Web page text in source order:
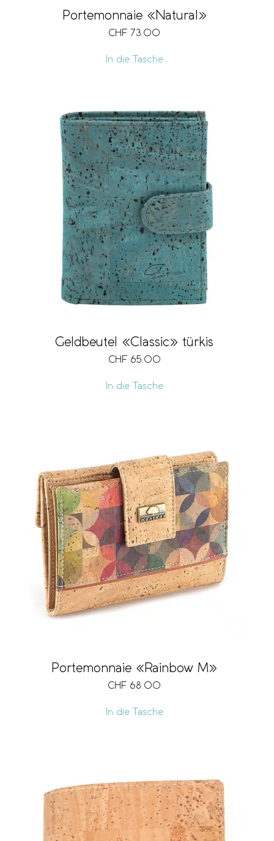
Portemonnaie «Natural»
CHF 73.00
In die Tasche
Geldbeutel «Classic» türkis
CHF 65.00
In die Tasche
Portemonnaie «Rainbow M»
CHF 68.00
In die Tasche